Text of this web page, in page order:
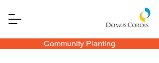
Community Planting